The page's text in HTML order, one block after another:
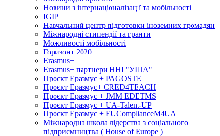
Новини з інтернаціоналізації та мобільності
IGIP
Навчальний центр підготовки іноземних громадян
Міжнародні стипендії та гранти
Можливості мобільності
Горизонт 2020
Erasmus+
Erasmus+ партнери ННІ "УІПА"
Проєкт Еразмус + PAGOSTE
Проєкт Еразмус+ CRED4TEACH
Проєкт Еразмус + JMM EDETMS
Проєкт Еразмус + UA-Talent-UP
Проєкт Еразмус + EUComplianceM4UA
Міжнародна школа лідерства з соціального
підприємництва ( House of Europe )